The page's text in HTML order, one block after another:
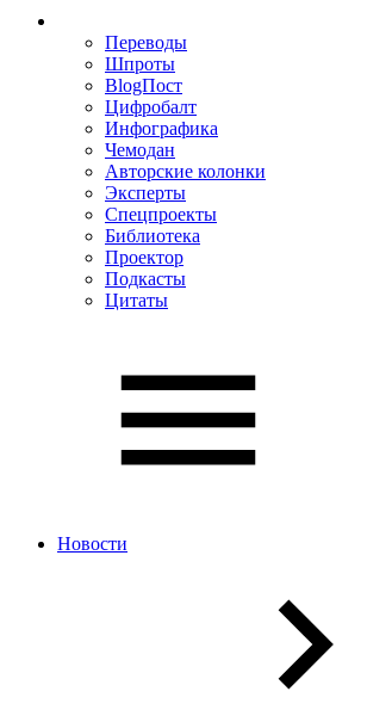
Переводы
Шпроты
BlogПост
Цифробалт
Инфографика
Чемодан
Авторские колонки
Эксперты
Спецпроекты
Библиотека
Проектор
Подкасты
Цитаты
Новости